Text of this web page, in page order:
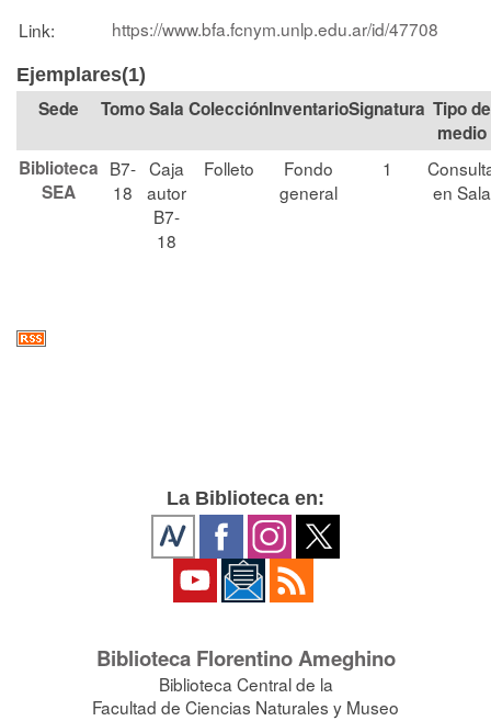
Link: https://www.bfa.fcnym.unlp.edu.ar/id/47708
Ejemplares(1)
TomoSala Colección Signatura Tipo de
medio
Biblioteca
SEA
B7-
18
Caja
autor
B7-
18
Folleto
Fondo
general
1
en Sala
La Biblioteca en:
Biblioteca Florentino Ameghino
Biblioteca Central de la
Facultad de Ciencias Naturales y Museo